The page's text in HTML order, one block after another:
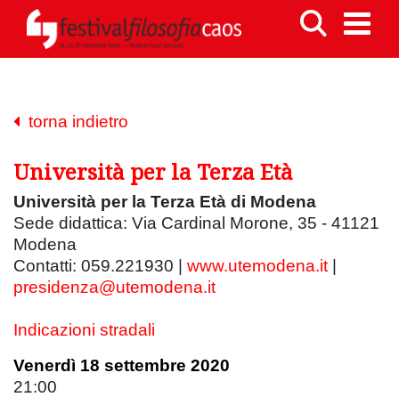
torna indietro
Università per la Terza Età
Università per la Terza Età di Modena
Sede didattica: Via Cardinal Morone, 35 - 41121
Modena
Contatti: 059.221930 | www.utemodena.it |
presidenza@utemodena.it
Indicazioni stradali
Venerdì 18 settembre 2020
21:00